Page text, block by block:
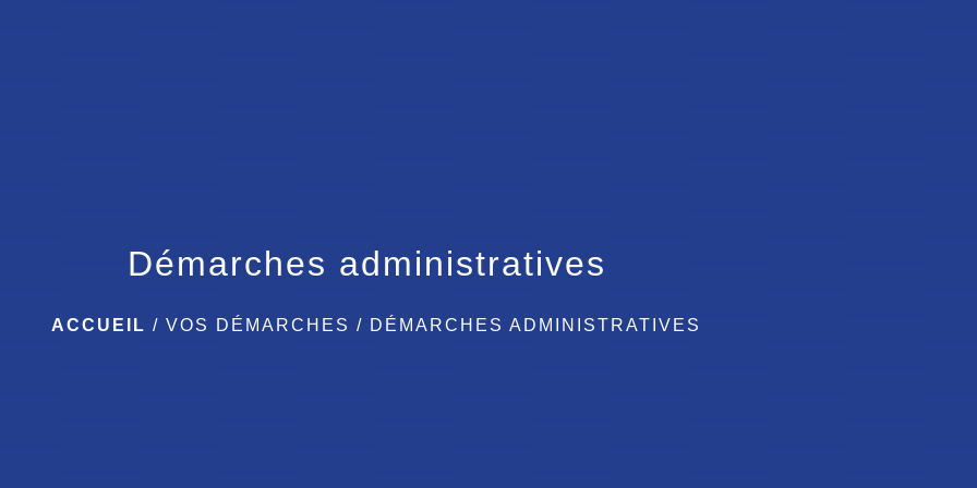
Démarches administratives
ACCUEIL / VOS DÉMARCHES / DÉMARCHES ADMINISTRATIVES